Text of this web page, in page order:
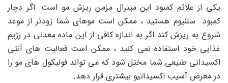
یکی از علائم کمبود این مینرال مزمن ریزش مو است. اگر دچار
کمبود سلنیوم هستید ، ممکن است موهای شما زودتر از موعد
شروع به ریزش کند اگر به اندازه کافی از این ماده معدنی در رژیم
غذایی خود استفاده نمی کنید ، ممکن است فعالیت های آنتی
اکسیدانی طبیعی شما مختل شود که می تواند فولیکول های مو را
در معرض آسیب اکسیداتیو بیشتری قرار دهد.